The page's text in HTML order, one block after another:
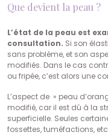
Que devient la peau ?
L’état de la peau est
consultation. Si son
sans problème, et son
modifiés. Dans le cas
ou fripée, c’est alors une
L’aspect de » peau
modifié, car il est dû à la
superficielle. Seules
fossettes, tuméfactions,